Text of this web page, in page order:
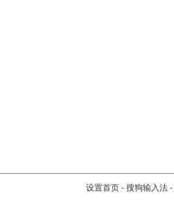
设置首页 - 搜狗输入法 -